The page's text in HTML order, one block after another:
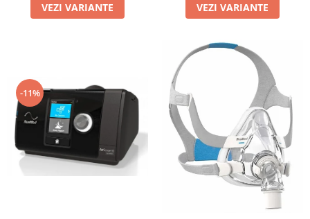
VEZI VARIANTE VEZI VARIANTE
-11%